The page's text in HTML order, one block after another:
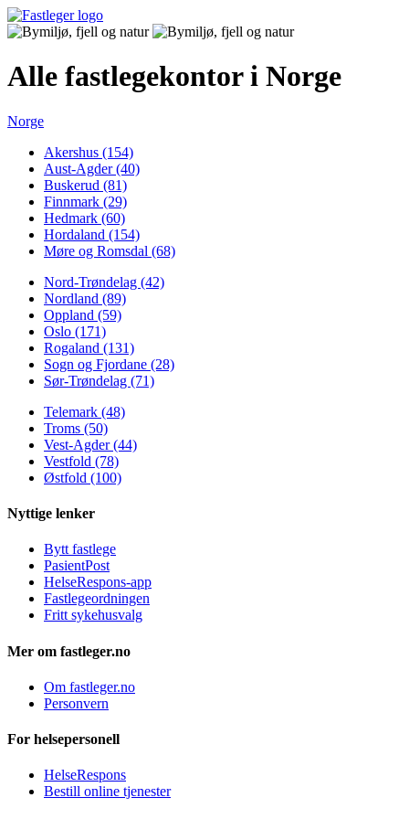
Alle fastlegekontor i Norge
Norge
Akershus (154)
Aust-Agder (40)
Buskerud (81)
Finnmark (29)
Hedmark (60)
Hordaland (154)
Møre og Romsdal (68)
Nord-Trøndelag (42)
Nordland (89)
Oppland (59)
Oslo (171)
Rogaland (131)
Sogn og Fjordane (28)
Sør-Trøndelag (71)
Telemark (48)
Troms (50)
Vest-Agder (44)
Vestfold (78)
Østfold (100)
Nyttige lenker
Bytt fastlege
PasientPost
HelseRespons-app
Fastlegeordningen
Fritt sykehusvalg
Mer om fastleger.no
Om fastleger.no
Personvern
For helsepersonell
HelseRespons
Bestill online tjenester